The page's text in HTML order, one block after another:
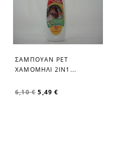
favorite_border
ΣΑΜΠΟΥΑΝ PET
ΧΑΜΟΜΗΛΙ 2IN1...
6,10 € 5,49 €